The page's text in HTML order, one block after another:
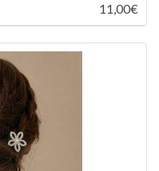
11,00€